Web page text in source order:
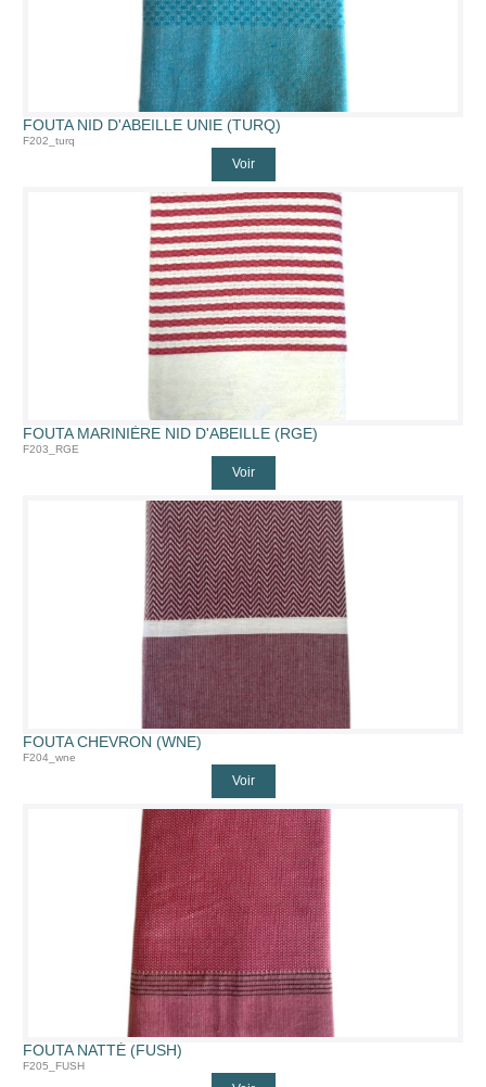
FOUTA NID D'ABEILLE UNIE (TURQ)
F202_turq
Voir
FOUTA MARINIÈRE NID D'ABEILLE (RGE)
F203_RGE
Voir
FOUTA CHEVRON (WNE)
F204_wne
Voir
FOUTA NATTÉ (FUSH)
F205_FUSH